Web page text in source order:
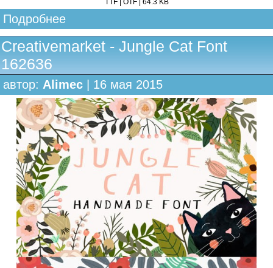
TTF | OTF | 64.3 KB
Подробнее
Creativemarket - Jungle Cat Font
162636
автор: Alimec | 16 мая 2015